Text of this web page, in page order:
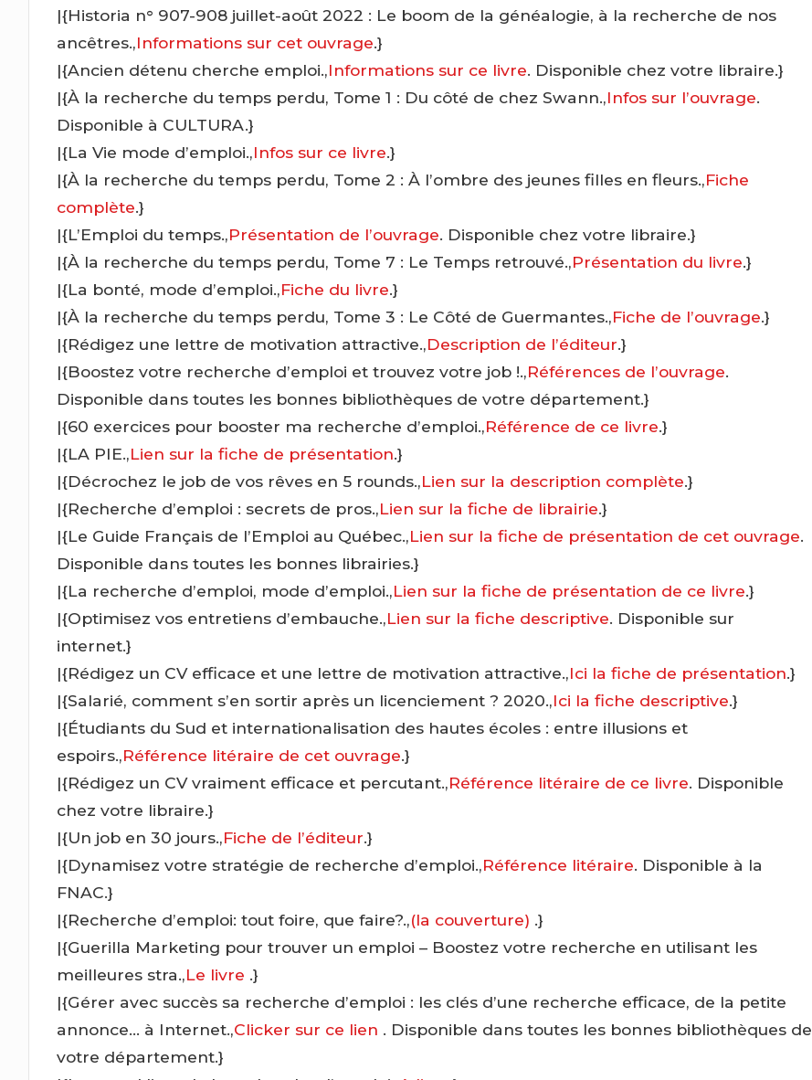
|{Historia n° 907-908 juillet-août 2022 : Le boom de la généalogie, à la recherche de nos
ancêtres.,Informations sur cet ouvrage.}
|{Ancien détenu cherche emploi.,Informations sur ce livre. Disponible chez votre libraire.}
|{À la recherche du temps perdu, Tome 1 : Du côté de chez Swann.,Infos sur l’ouvrage.
Disponible à CULTURA.}
|{La Vie mode d’emploi.,Infos sur ce livre.}
|{À la recherche du temps perdu, Tome 2 : À l’ombre des jeunes filles en fleurs.,Fiche
complète.}
|{L’Emploi du temps.,Présentation de l’ouvrage. Disponible chez votre libraire.}
|{À la recherche du temps perdu, Tome 7 : Le Temps retrouvé.,Présentation du livre.}
|{La bonté, mode d’emploi.,Fiche du livre.}
|{À la recherche du temps perdu, Tome 3 : Le Côté de Guermantes.,Fiche de l’ouvrage.}
|{Rédigez une lettre de motivation attractive.,Description de l’éditeur.}
|{Boostez votre recherche d’emploi et trouvez votre job !.,Références de l’ouvrage.
Disponible dans toutes les bonnes bibliothèques de votre département.}
|{60 exercices pour booster ma recherche d’emploi.,Référence de ce livre.}
|{LA PIE.,Lien sur la fiche de présentation.}
|{Décrochez le job de vos rêves en 5 rounds.,Lien sur la description complète.}
|{Recherche d’emploi : secrets de pros.,Lien sur la fiche de librairie.}
|{Le Guide Français de l’Emploi au Québec.,Lien sur la fiche de présentation de cet ouvrage.
Disponible dans toutes les bonnes librairies.}
|{La recherche d’emploi, mode d’emploi.,Lien sur la fiche de présentation de ce livre.}
|{Optimisez vos entretiens d’embauche.,Lien sur la fiche descriptive. Disponible sur
internet.}
|{Rédigez un CV efficace et une lettre de motivation attractive.,Ici la fiche de présentation.}
|{Salarié, comment s’en sortir après un licenciement ? 2020.,Ici la fiche descriptive.}
|{Étudiants du Sud et internationalisation des hautes écoles : entre illusions et
espoirs.,Référence litéraire de cet ouvrage.}
|{Rédigez un CV vraiment efficace et percutant.,Référence litéraire de ce livre. Disponible
chez votre libraire.}
|{Un job en 30 jours.,Fiche de l’éditeur.}
|{Dynamisez votre stratégie de recherche d’emploi.,Référence litéraire. Disponible à la
FNAC.}
|{Recherche d’emploi: tout foire, que faire?.,(la couverture) .}
|{Guerilla Marketing pour trouver un emploi – Boostez votre recherche en utilisant les
meilleures stra.,Le livre .}
|{Gérer avec succès sa recherche d’emploi : les clés d’une recherche efficace, de la petite
annonce… à Internet.,Clicker sur ce lien . Disponible dans toutes les bonnes bibliothèques de
votre département.}